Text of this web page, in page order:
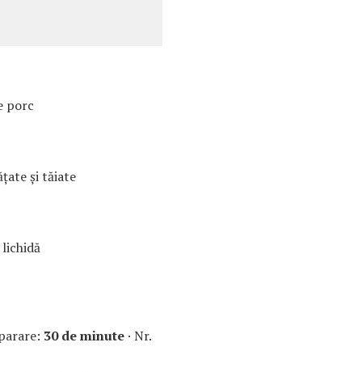
porc
și tăiate
30 de minute · Nr.